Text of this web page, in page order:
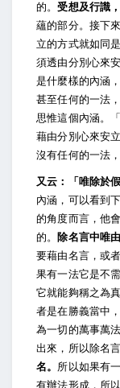
的。受想及行識
蘊的部分。接下
立的方式就如同
須透由分別心來
是什麼樣的內涵
甚至任何的一法
思惟這個內涵。
藉由分別心來安
沒有任何的一法
又云：「唯除於
內涵，可以看到下
的角度而言，他
的。
除名言中唯
要藉由名言，或
果有一法它是不
它就能夠稱之為
者是在勝義當中
為一切的萬事萬
出來，所以除名
名。 所以如果有
有辦法形成，所